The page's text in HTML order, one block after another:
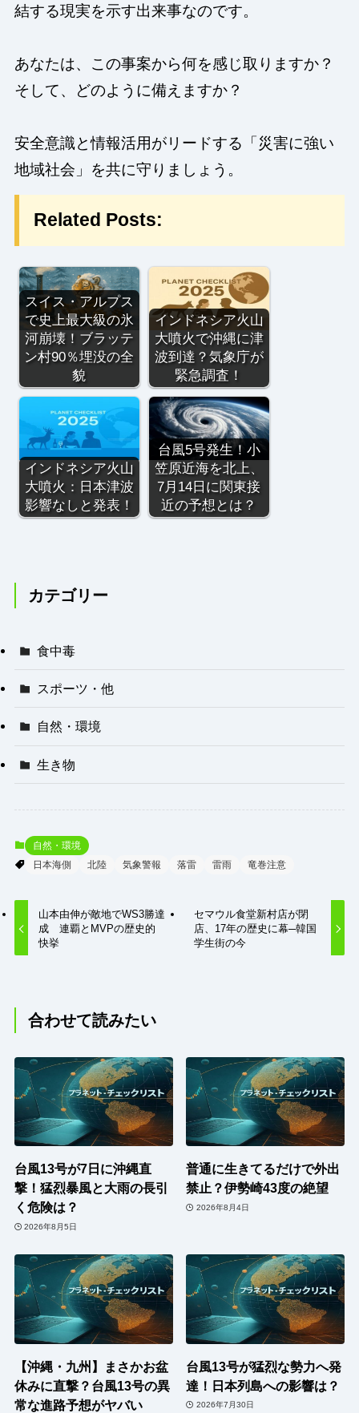
結する現実を示す出来事なのです。
あなたは、この事案から何を感じ取りますか？
そして、どのように備えますか？
安全意識と情報活用がリードする「災害に強い
地域社会」を共に守りましょう。
Related Posts:
スイス・アルプス
で史上最大級の氷
河崩壊！ブラッテ
ン村90％埋没の全
貌
インドネシア火山
大噴火で沖縄に津
波到達？気象庁が
緊急調査！
インドネシア火山
大噴火：日本津波
影響なしと発表！
台風5号発生！小
笠原近海を北上、
7月14日に関東接
近の予想とは？
カテゴリー
食中毒
スポーツ・他
自然・環境
生き物
自然・環境
日本海側
北陸 気象警報 落雷 雷雨 竜巻注意
山本由伸が敵地でWS3勝達
成 連覇とMVPの歴史的
快挙
セマウル食堂新村店が閉
店、17年の歴史に幕─韓国
学生街の今
合わせて読みたい
台風13号が7日に沖縄直
撃！猛烈暴風と大雨の長引
く危険は？
2026年8月5日
普通に生きてるだけで外出
禁止？伊勢崎43度の絶望
2026年8月4日
【沖縄・九州】まさかお盆
休みに直撃？台風13号の異
常な進路予想がヤバい
台風13号が猛烈な勢力へ発
達！日本列島への影響は？
2026年7月30日